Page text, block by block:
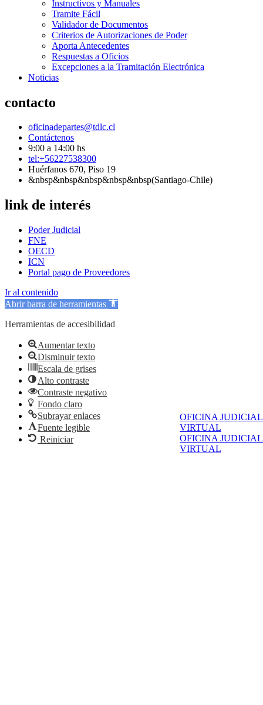
OFICINA JUDICIAL
VIRTUAL
OFICINA JUDICIAL
VIRTUAL
Instructivos y Manuales
Tramite Fácil
Validador de Documentos
Criterios de Autorizaciones de Poder
Aporta Antecedentes
Respuestas a Oficios
Excepciones a la Tramitación Electrónica
Noticias
contacto
oficinadepartes@tdlc.cl
Contáctenos
9:00 a 14:00 hs
tel:+56227538300
Huérfanos 670, Piso 19
&nbsp&nbsp&nbsp&nbsp&nbsp(Santiago-Chile)
link de interés
Poder Judicial
FNE
OECD
ICN
Portal pago de Proveedores
Ir al contenido
Abrir barra de herramientas
Herramientas de accesibilidad
Aumentar texto
Disminuir texto
Escala de grises
Alto contraste
Contraste negativo
Fondo claro
Subrayar enlaces
Fuente legible
Reiniciar